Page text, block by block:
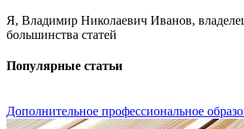
Я, Владимир Николаевич Иванов,
большинства статей
Популярные статьи
Дополнительное профессиональное